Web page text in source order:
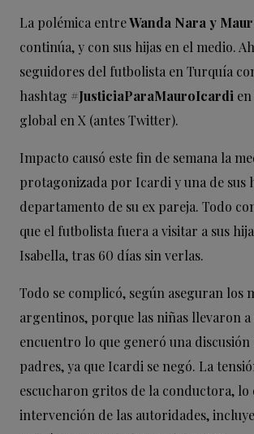
La polémica entreWanda Nara y
continúa, y con sus hijas en el medio.
seguidores del futbolista en Turquía
hashtag #JusticiaParaMauroIcardi
global en X (antes Twitter).
Impacto causó este fin de semana la
protagonizada por Icardi y una de sus
departamento de su ex pareja. Todo
que el futbolista fuera a visitar a sus
Isabella, tras 60 días sin verlas.
Todo se complicó, según aseguran los
argentinos, porque las niñas llevaron a
encuentro lo que generó una
padres, ya que Icardi se negó. La
escucharon gritos de la conductora, lo
intervención de las autoridades,